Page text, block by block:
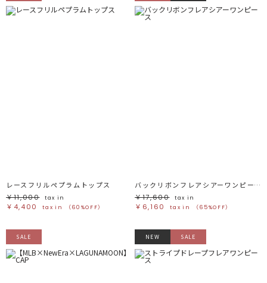
この条件で絞り込む
レースフリルペプラムトップス
￥11,000
tax in
￥4,400 tax in （60%OFF）
バックリボンフレアシアーワンピース
￥17,600
tax in
￥6,160 tax in （65%OFF）
SALE NEW SALE